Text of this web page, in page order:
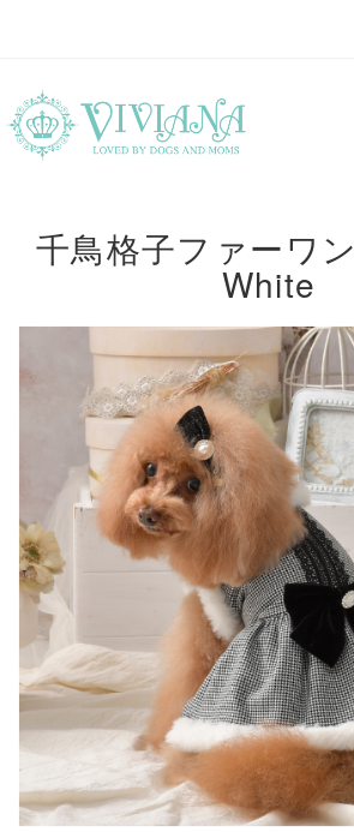
千鳥格子ファーワ
White